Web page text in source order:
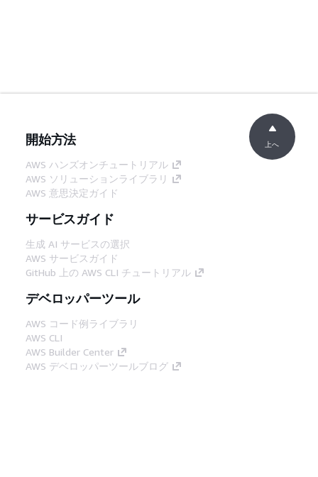
開始方法
AWS ハンズオンチュートリアル
AWS ソリューションライブラリ
AWS 意思決定ガイド
サービスガイド
生成 AI サービスの選択
AWS サービスガイド
GitHub 上の AWS CLI チュートリアル
デベロッパーツール
AWS コード例ライブラリ
AWS CLI
AWS Builder Center
AWS デベロッパーツールブログ
上へ